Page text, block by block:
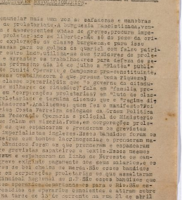
Científica
Pesquisa e Inovação